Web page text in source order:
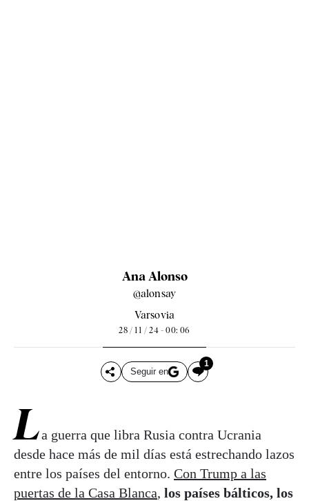
Ana Alonso
@alonsay
Varsovia
28 / 11 / 24 - 00: 06
Seguir en
1
La guerra que libra Rusia contra Ucrania
desde hace más de mil días está estrechando lazos
entre los países del entorno. Con Trump a las
puertas de la Casa Blanca, los países bálticos, los